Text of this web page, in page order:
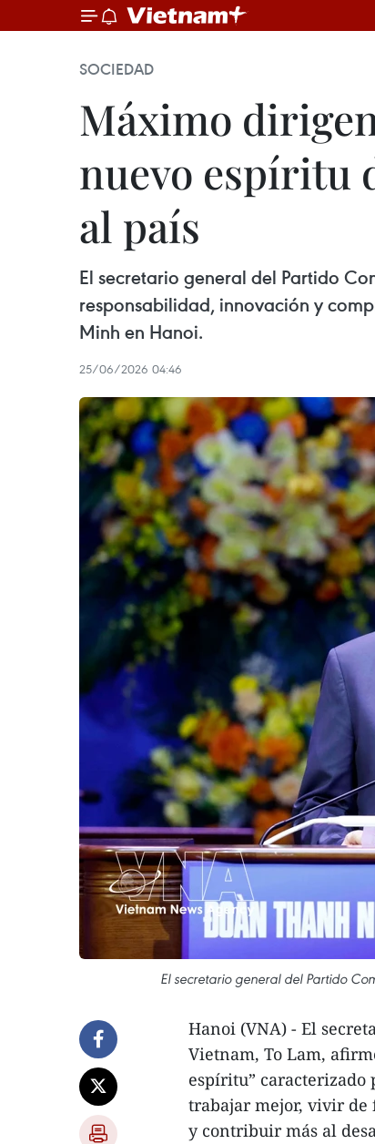
SOCIEDAD
Máximo
nuevo espíritu
al país
El secretario general del Partido
responsabilidad, innovación y
Minh en Hanoi.
25/06/2026 04:46
El secretario general del Partido
Hanoi (VNA) - El
Vietnam, To Lam,
espíritu” caracterizado
trabajar mejor, vivir de
y contribuir más al